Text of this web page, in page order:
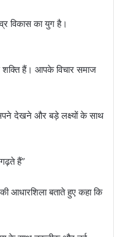
विकास का युग है।
शक्ति हैं। आपके विचार समाज
सपने देखने और बड़े लक्ष्यों के साथ
हैं”
की आधारशिला बताते हुए कहा कि